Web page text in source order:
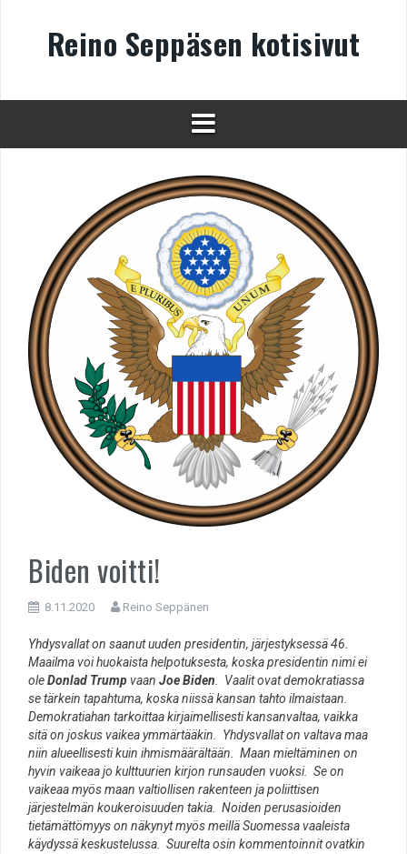
Reino Seppäsen kotisivut
Biden voitti!
8.11.2020 Reino Seppänen
Yhdysvallat on saanut uuden presidentin, järjestyksessä 46.
Maailma voi huokaista helpotuksesta, koska presidentin nimi ei
oleDonlad Trumpvaan Joe Biden . Vaalit ovat demokratiassa
se tärkein tapahtuma, koska niissä kansan tahto ilmaistaan.
Demokratiahan tarkoittaa kirjaimellisesti kansanvaltaa, vaikka
sitä on joskus vaikea ymmärtääkin. Yhdysvallat on valtava maa
niin alueellisesti kuin ihmismäärältään. Maan mieltäminen on
hyvin vaikeaa jo kulttuurien kirjon runsauden vuoksi. Se on
vaikeaa myös maan valtiollisen rakenteen ja poliittisen
järjestelmän koukeroisuuden takia. Noiden perusasioiden
tietämättömyys on näkynyt myös meillä Suomessa vaaleista
käydyssä keskustelussa. Suurelta osin kommentoinnit ovatkin